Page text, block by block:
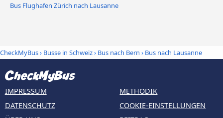
Bus Flughafen Zürich nach Lausanne
CheckMyBus› Busse in Schweiz› Bus nach Bern › Bus nach Lausanne
IMPRESSUM
DATENSCHUTZ
METHODIK
COOKIE-EINSTELLUNGEN